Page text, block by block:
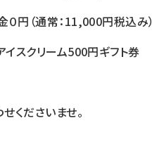
円（通常：11,000円税込み）
イスクリーム500円ギフト券
くださいませ。